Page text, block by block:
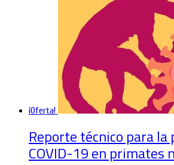
¡Oferta!
Reporte técnico para la
COVID-19 en primates